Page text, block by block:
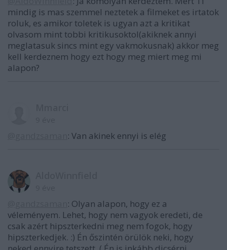
mindig is mas szemmel neztetek a filmeket es irtatok
roluk, es amikor toletek is ugyan azt a kritikat
olvasom mint tobbi kritikusoktol(akiknek annyi
meglatasuk sincs mint egy vakmokusnak) akkor meg
kell kerdeznem hogy ezt hogy meg miert meg mi
alapon?
: Van akinek ennyi is elég
: Olyan alapon, hogy ez a
véleményem. Lehet, hogy nem vagyok eredeti, de
csak azért hipszterkedni meg nem fogok, hogy
hipszterkedjek. :) Én őszintén örülök neki, hogy